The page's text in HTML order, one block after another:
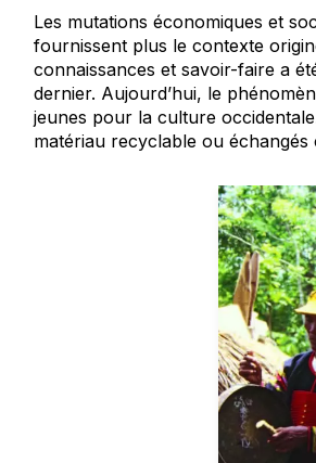
Les mutations économiques et
fournissent plus le contexte
connaissances et savoir-faire a
dernier. Aujourd’hui, le
jeunes pour la culture
matériau recyclable ou échangés